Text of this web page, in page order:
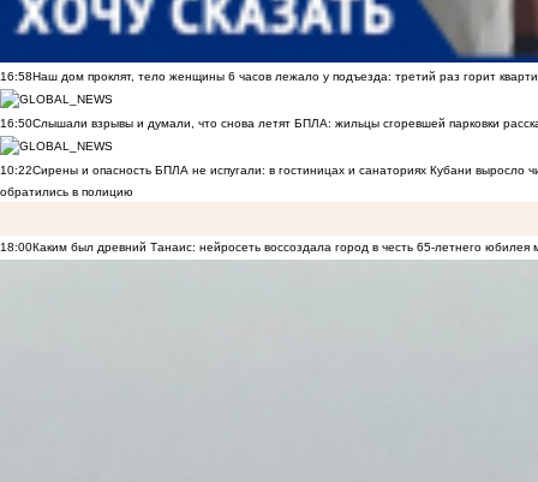
16:58Наш дом проклят, тело женщины 6 часов лежало у подъезда: третий раз горит
16:50Слышали взрывы и думали, что снова летят БПЛА: жильцы сгоревшей парковки
10:22Сирены и опасность БПЛА не испугали: в гостиницах и санаториях Кубани выросло
обратились в полицию
18:00Каким был древний Танаис: нейросеть воссоздала город в честь 65-летнего юбилея